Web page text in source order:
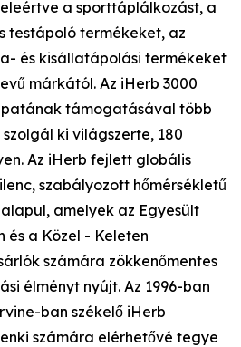
a sporttáplálkozást, a
testápoló termékeket, az
és kisállatápolási termékeket
márkától. Az iHerb 3000
támogatásával több
ki világszerte, 180
Az iHerb fejlett globális
szabályozott hőmérsékletű
amelyek az Egyesült
és a Közel - Keleten
számára zökkenőmentes
élményt nyújt. Az 1996-ban
ban székelő iHerb
számára elérhetővé tegye